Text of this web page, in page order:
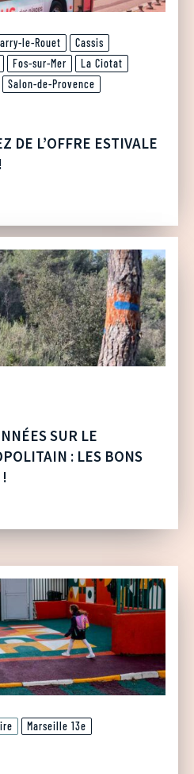
le-Rouet
Cassis
Fos-sur-Mer
La Ciotat
Salon-de-Provence
DE L’OFFRE ESTIVALE
SUR LE
: LES BONS
Marseille 13e